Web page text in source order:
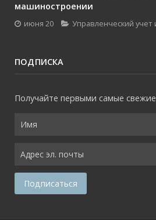
машиностроении
июня 20 Управленческий
ПОДПИСКА
Получайте первыми самые